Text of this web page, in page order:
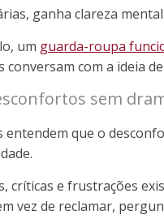
ganha clareza mental.
um guarda-roupa
conversam com a ideia
sem
entendem que o
críticas e frustrações
vez de reclamar,